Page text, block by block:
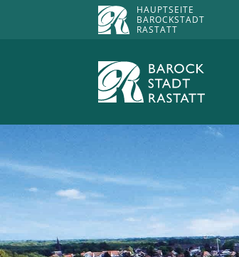
HAUPTSEITE
BAROCKSTADT
RASTATT